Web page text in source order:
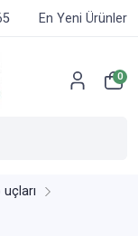
En Yeni Ürünler
0